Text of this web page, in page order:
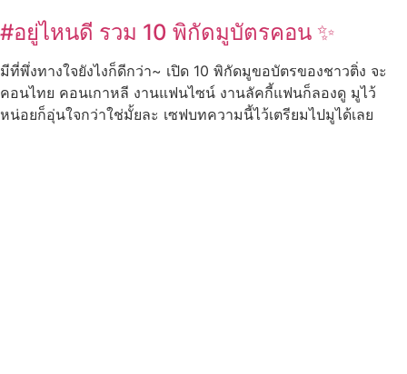
#อยู่ไหนดี รวม 10 พิกัดมูบัตรคอน ✨
มีที่พึ่งทางใจยังไงก็ดีกว่า~ เปิด 10 พิกัดมูขอบัตรของชาวติ่ง จะ
คอนไทย คอนเกาหลี งานแฟนไซน์ งานลัคกี้แฟนก็ลองดู มูไว้
หน่อยก็อุ่นใจกว่าใช่มั้ยละ เซฟบทความนี้ไว้เตรียมไปมูได้เลย